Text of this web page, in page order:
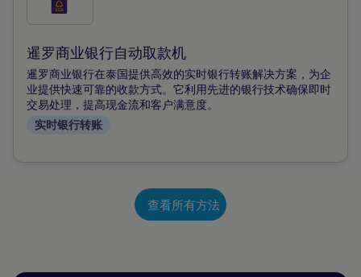
选
此
付
款
方
式
暹罗商业银行自动取款机
暹罗商业银行在泰国提供高效的实时银行转账解决方案，为企
业提供快速可靠的收款方式。它利用先进的银行技术确保即时
交易处理，提高现金流和客户满意度。
实时银行转账
查看所有方法